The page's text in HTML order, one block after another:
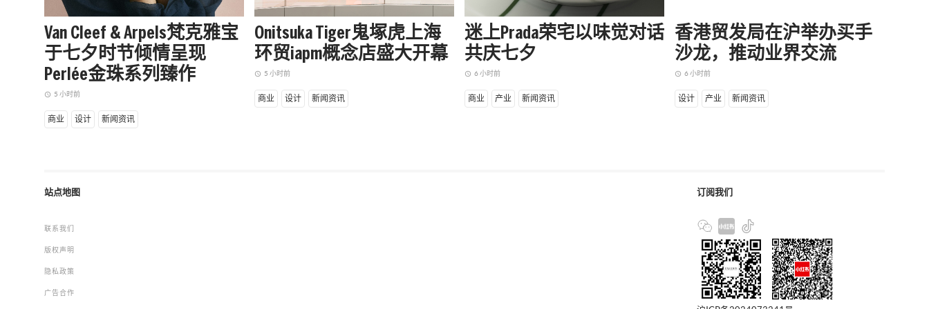
Van Cleef & Arpels梵克雅宝
于七夕时节倾情呈现
Perlée金珠系列臻作
access_time 5 小时前
商业 设计 新闻资讯
Onitsuka Tiger鬼塚虎上海
环贸iapm概念店盛大开幕
access_time 5 小时前
商业 设计 新闻资讯
迷上Prada荣宅以味觉对话
共庆七夕
access_time 6 小时前
商业 产业 新闻资讯
香港贸发局在沪举办买手
沙龙，推动业界交流
access_time 6 小时前
设计 产业 新闻资讯
订阅我们
站点地图
联系我们
版权声明
隐私政策
广告合作